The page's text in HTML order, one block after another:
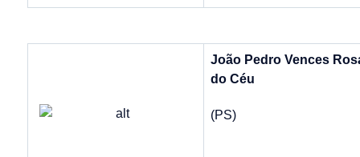
João Pedro Vences
do Céu
(PS)